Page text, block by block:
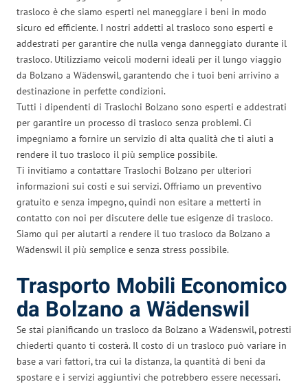
trasloco è che siamo esperti nel maneggiare i beni in modo
sicuro ed efficiente. I nostri addetti al trasloco sono esperti e
addestrati per garantire che nulla venga danneggiato durante il
trasloco. Utilizziamo veicoli moderni ideali per il lungo viaggio
da Bolzano a Wädenswil, garantendo che i tuoi beni arrivino a
destinazione in perfette condizioni.
Tutti i dipendenti di Traslochi Bolzano sono esperti e addestrati
per garantire un processo di trasloco senza problemi. Ci
impegniamo a fornire un servizio di alta qualità che ti aiuti a
rendere il tuo trasloco il più semplice possibile.
Ti invitiamo a contattare Traslochi Bolzano per ulteriori
informazioni sui costi e sui servizi. Offriamo un preventivo
gratuito e senza impegno, quindi non esitare a metterti in
contatto con noi per discutere delle tue esigenze di trasloco.
Siamo qui per aiutarti a rendere il tuo trasloco da Bolzano a
Wädenswil il più semplice e senza stress possibile.
Trasporto Mobili Economico
da Bolzano a Wädenswil
Se stai pianificando un trasloco da Bolzano a Wädenswil, potresti
chiederti quanto ti costerà. Il costo di un trasloco può variare in
base a vari fattori, tra cui la distanza, la quantità di beni da
spostare e i servizi aggiuntivi che potrebbero essere necessari.